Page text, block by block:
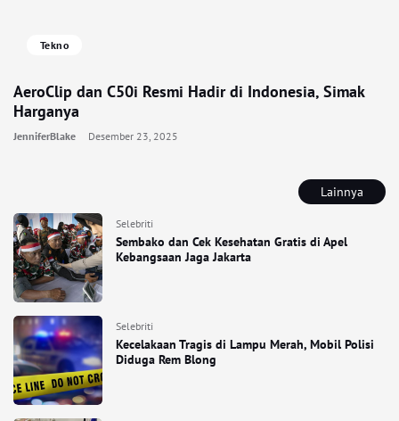
Lainnya
Selebriti
Sembako dan Cek Kesehatan Gratis di Apel
Kebangsaan Jaga Jakarta
Selebriti
Kecelakaan Tragis di Lampu Merah, Mobil Polisi
Diduga Rem Blong
Tekno
AeroClip dan C50i Resmi Hadir di Indonesia, Simak
Harganya
JenniferBlake Desember 23, 2025